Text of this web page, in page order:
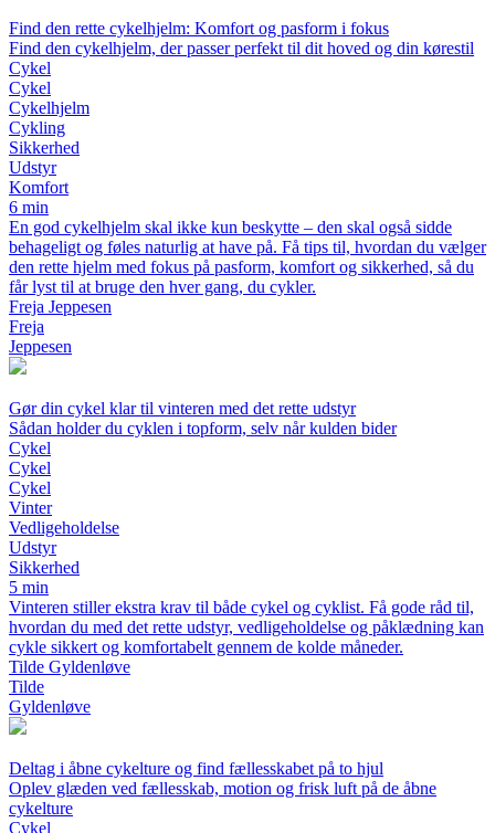
Find den rette cykelhjelm: Komfort og pasform i fokus
Find den cykelhjelm, der passer perfekt til dit hoved og din kørestil
Cykel
Cykel
Cykelhjelm
Cykling
Sikkerhed
Udstyr
Komfort
6 min
En god cykelhjelm skal ikke kun beskytte – den skal også sidde
behageligt og føles naturlig at have på. Få tips til, hvordan du vælger
den rette hjelm med fokus på pasform, komfort og sikkerhed, så du
får lyst til at bruge den hver gang, du cykler.
Freja Jeppesen
Freja
Jeppesen
Gør din cykel klar til vinteren med det rette udstyr
Sådan holder du cyklen i topform, selv når kulden bider
Cykel
Cykel
Cykel
Vinter
Vedligeholdelse
Udstyr
Sikkerhed
5 min
Vinteren stiller ekstra krav til både cykel og cyklist. Få gode råd til,
hvordan du med det rette udstyr, vedligeholdelse og påklædning kan
cykle sikkert og komfortabelt gennem de kolde måneder.
Tilde Gyldenløve
Tilde
Gyldenløve
Deltag i åbne cykelture og find fællesskabet på to hjul
Oplev glæden ved fællesskab, motion og frisk luft på de åbne
cykelture
Cykel